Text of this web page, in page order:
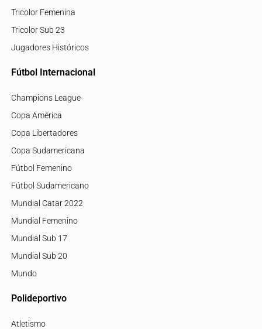
Tricolor Femenina
Tricolor Sub 23
Jugadores Históricos
Fútbol Internacional
Champions League
Copa América
Copa Libertadores
Copa Sudamericana
Fútbol Femenino
Fútbol Sudamericano
Mundial Catar 2022
Mundial Femenino
Mundial Sub 17
Mundial Sub 20
Mundo
Polideportivo
Atletismo